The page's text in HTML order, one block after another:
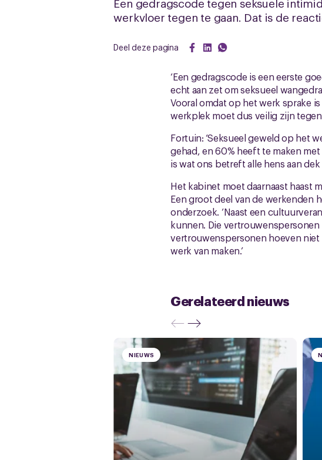
werkvloer tegen te gaan. Dat is de
Deel deze pagina
‘Een gedragscode is een eerste
echt aan zet om seksueel
Vooral omdat op het werk sprake
werkplek moet dus veilig zijn
Fortuin: ‘Seksueel geweld op het
gehad, en 60% heeft te maken
is wat ons betreft alle hens aan dek
Het kabinet moet daarnaast haast
Een groot deel van de werkenden
onderzoek. ‘Naast een
kunnen. Die
vertrouwenspersonen hoeven
werk van maken.’
Gerelateerd nieuws
NIEUWS